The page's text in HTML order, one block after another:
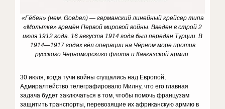
«Гёбен» (нем. Goeben) — германский линейный крейсер типа
«Мольтке» времён Первой мировой войны. Введен в строй 2
июля 1912 года. 16 августа 1914 года был передан Турции. В
1914—1917 годах вёл операции на Чёрном море против
русского Черноморского флота и Кавказской армии.
30 июля, когда тучи войны сгущались над Европой,
Адмиралтейство телеграфировало Милну, что его главная
задача будет заключаться в том, чтобы помочь французам
защитить транспорты, перевозящие их африканскую армию в